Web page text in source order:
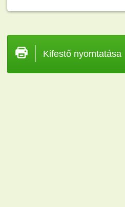
Kifestő nyomtatása